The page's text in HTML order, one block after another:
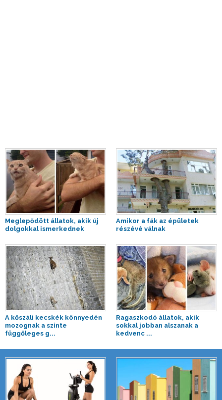
Meglepődött állatok, akik új
dolgokkal ismerkednek
Amikor a fák az épületek
részévé válnak
A kőszáli kecskék könnyedén
mozognak a szinte
függőleges g...
Ragaszkodó állatok, akik
sokkal jobban alszanak a
kedvenc ...